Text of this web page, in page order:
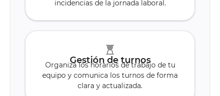
incidencias de la jornada laboral.
Gestión de turnos
Organiza los horarios de trabajo de tu
equipo y comunica los turnos de forma
clara y actualizada.